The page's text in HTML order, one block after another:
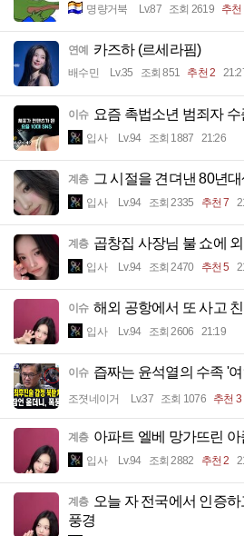
명량거북 Lv.87 조회 2619 추천
연예 카즈하 (르세라핌)
배수민 Lv.35 조회 851 추천 2
이슈 요즘 촉법소년 범죄자 수
입사 Lv.94 조회 1887 21:26
계층 그 시절을 견뎌낸 80년대
입사 Lv.94 조회 2335 추천 7
계층 곱창집 사장님 불 쇼에
입사 Lv.94 조회 2470 추천 5
이슈 해외 공항에서 또 사고
입사 Lv.94 조회 2606 21:19
이슈 즙짜는 윤석열의 수족 '
조졋네이거 Lv.37 조회 1076 추천 3
계층 아파트 엘베 망가뜨린
입사 Lv.94 조회 2882 추천 2
계층 오늘 자 전국에서 인증
풍경